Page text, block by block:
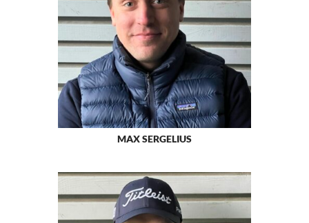
MAX SERGELIUS